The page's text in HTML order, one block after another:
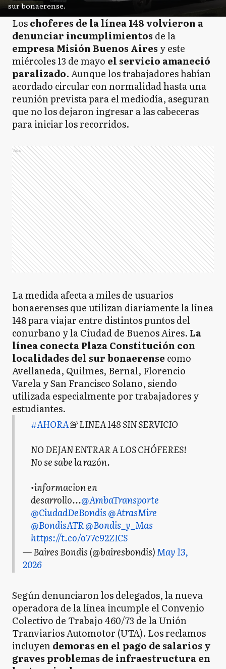
sur bonaerense.
Loschoferes de la línea 148 volvieron a
denunciar incumplimientos de la
empresa Misión Buenos Aires y este
miércoles 13 de mayo el servicio amaneció
paralizado. Aunque los trabajadores habían
acordado circular con normalidad hasta una
reunión prevista para el mediodía, aseguran
que no los dejaron ingresar a las cabeceras
para iniciar los recorridos.
Ads
La medida afecta a miles de usuarios
bonaerenses que utilizan diariamente la línea
148 para viajar entre distintos puntos del
conurbano y la Ciudad de Buenos Aires. La
línea conecta Plaza Constitución con
localidades del sur bonaerense como
Avellaneda, Quilmes, Bernal, Florencio
Varela y San Francisco Solano, siendo
utilizada especialmente por trabajadores y
estudiantes.
#AHORA🚨 LINEA 148 SIN SERVICIO
NO DEJAN ENTRAR A LOS CHÓFERES!
No se sabe la razón.
•informacion en
desarrollo...@AmbaTransporte
@CiudadDeBondis@AtrasMire
@BondisATR@Bondis_y_Mas
https://t.co/o77c92ZICS
— Baires Bondis (@bairesbondis)May 13,
2026
Según denunciaron los delegados, la nueva
operadora de la línea incumple el Convenio
Colectivo de Trabajo 460/73 de la Unión
Tranviarios Automotor (UTA). Los reclamos
incluyendemoras en el pago de salarios y
graves problemas de infraestructura en